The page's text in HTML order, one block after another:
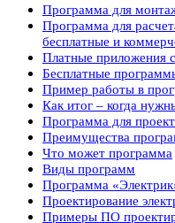
Программа для
Программа для
бесплатные и
Платные приложения
Бесплатные
Пример работы в
Как итог – когда
Программа для
Преимущества
Что может программа
Виды программ
Программа
Проектирование
Примеры ПО